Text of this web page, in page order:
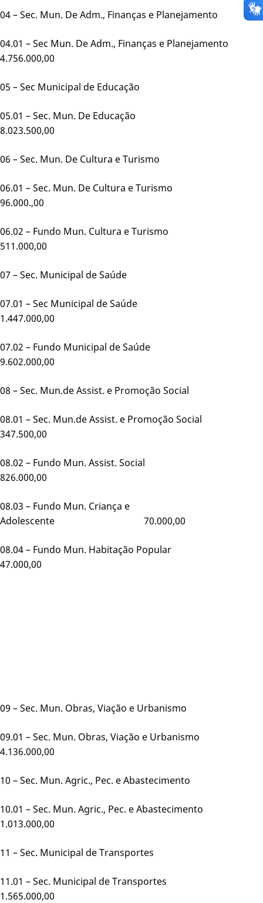
04 – Sec. Mun. De Adm., Finanças e Planejamento
04.01 – Sec Mun. De Adm., Finanças e
4.756.000,00
05 – Sec Municipal de Educação
05.01 – Sec. Mun. De Educação
8.023.500,00
06 – Sec. Mun. De Cultura e Turismo
06.01 – Sec. Mun. De Cultura e
96.000.,00
06.02 – Fundo Mun. Cultura e
511.000,00
07 – Sec. Municipal de Saúde
07.01 – Sec Municipal de Saúde
1.447.000,00
07.02 – Fundo Municipal de Saúde
9.602.000,00
08 – Sec. Mun.de Assist. e Promoção Social
08.01 – Sec. Mun.de Assist. e Promoção
347.500,00
08.02 – Fundo Mun. Assist. Social
826.000,00
08.03 – Fundo Mun. Criança e
Adolescente 70.000,00
08.04 – Fundo Mun. Habitação
47.000,00
09 – Sec. Mun. Obras, Viação e Urbanismo
09.01 – Sec. Mun. Obras, Viação e Urbanismo
4.136.000,00
10 – Sec. Mun. Agric., Pec. e Abastecimento
10.01 – Sec. Mun. Agric., Pec. e Abastecimento
1.013.000,00
11 – Sec. Municipal de Transportes
11.01 – Sec. Municipal de Transportes
1.565.000,00